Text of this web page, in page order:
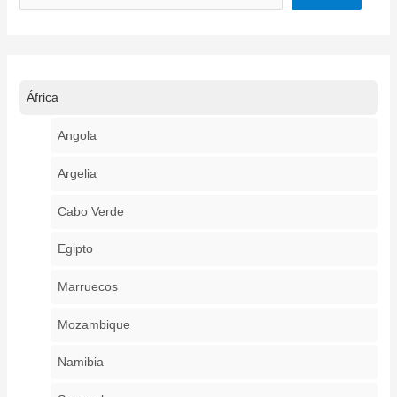
África
Angola
Argelia
Cabo Verde
Egipto
Marruecos
Mozambique
Namibia